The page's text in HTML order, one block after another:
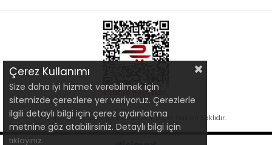
Copyright © 2020 yetkikitap.com Bütün Hakları Saklıdır.
Çerez Kullanımı
Size daha iyi hizmet verebilmek için
sitemizde çerezlere yer veriyoruz. Çerezlerle
ilgili detaylı bilgi için çerez aydınlatma
metnine göz atabilirsiniz. Detaylı bilgi için
tıklayınız.